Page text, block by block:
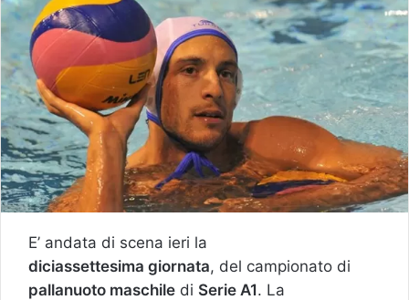
E’ andata di scena ieri la
diciassettesima giornata, del campionato di
pallanuoto maschile di Serie A1. La